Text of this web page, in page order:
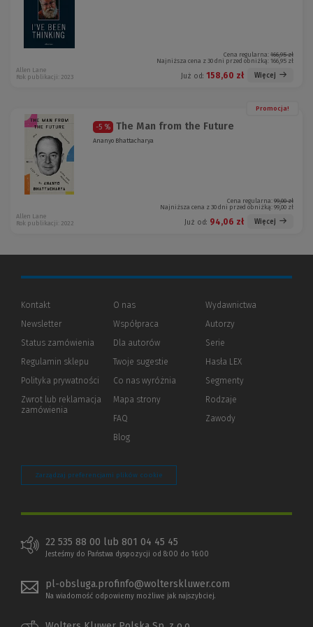
Cena regularna: 166,95 zł
Najniższa cena z 30 dni przed obniżką: 166,95 zł
Już od: 158,60 zł Więcej
Allen Lane
Rok publikacji: 2023
Promocja!
-5 % The Man from the Future
Ananyo Bhattacharya
Cena regularna: 99,00 zł
Najniższa cena z 30 dni przed obniżką: 99,00 zł
Już od: 94,06 zł Więcej
Allen Lane
Rok publikacji: 2022
Kontakt
Newsletter
Status zamówienia
Regulamin sklepu
Polityka prywatności (Nowe
(Link
innej
Zwrot lub reklamacja
zamówienia
O nas
Współpraca
Dla autorów(Nowe
(Link
innej
strony)
Twoje sugestie
Co nas wyróżnia
Mapa strony
FAQ
Blog
Wydawnictwa
Autorzy
Serie
Hasła LEX
Segmenty
Rodzaje
Zawody
Zarządzaj preferencjami plików cookie
22 535 88 00 lub 801 04 45 45
Jesteśmy do Państwa dyspozycji od 8:00 do 16:00
pl-obsluga.profinfo@wolterskluwer.com
Na wiadomość odpowiemy możliwe jak najszybciej.